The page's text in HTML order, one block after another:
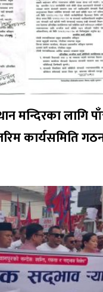
मन्दिरका लागि
कार्यसमिति